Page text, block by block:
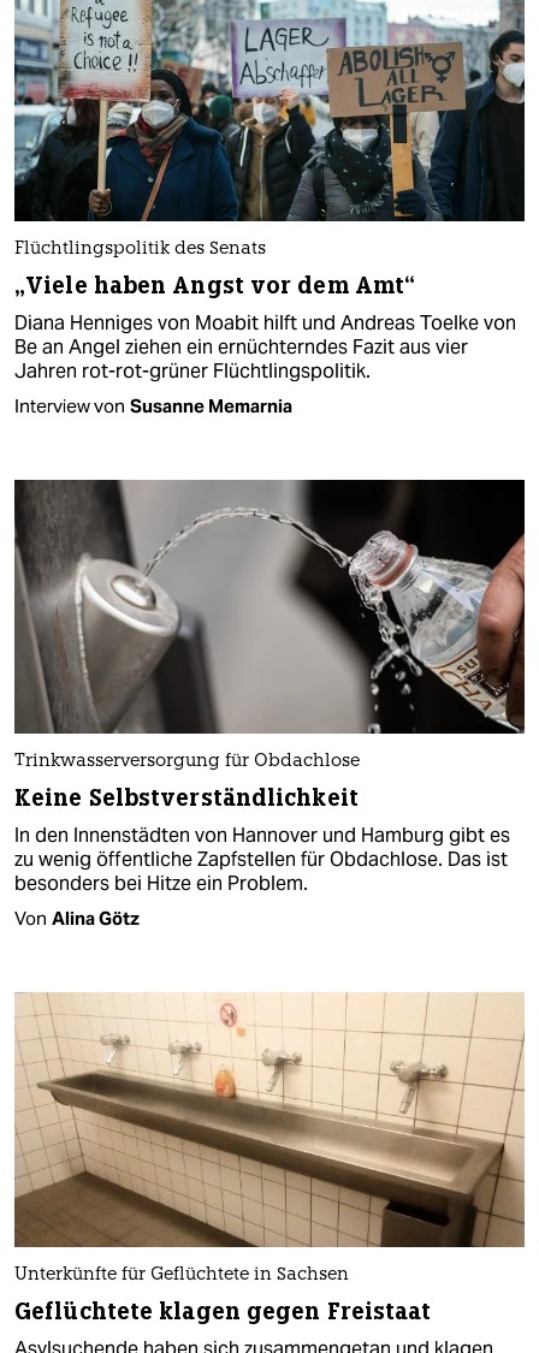
Flüchtlingspolitik des Senats
„Viele haben Angst vor dem Amt“
Diana Henniges von Moabit hilft und Andreas Toelke von
Be an Angel ziehen ein ernüchterndes Fazit aus vier
Jahren rot-rot-grüner Flüchtlingspolitik.
Interview von Susanne Memarnia
Trinkwasserversorgung für Obdachlose
Keine Selbstverständlichkeit
In den Innenstädten von Hannover und Hamburg gibt es
zu wenig öffentliche Zapfstellen für Obdachlose. Das ist
besonders bei Hitze ein Problem.
Von Alina Götz
Unterkünfte für Geflüchtete in Sachsen
Geflüchtete klagen gegen Freistaat